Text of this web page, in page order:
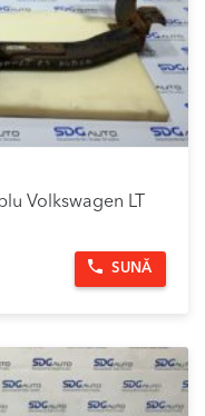
Volkswagen LT
SUNĂ